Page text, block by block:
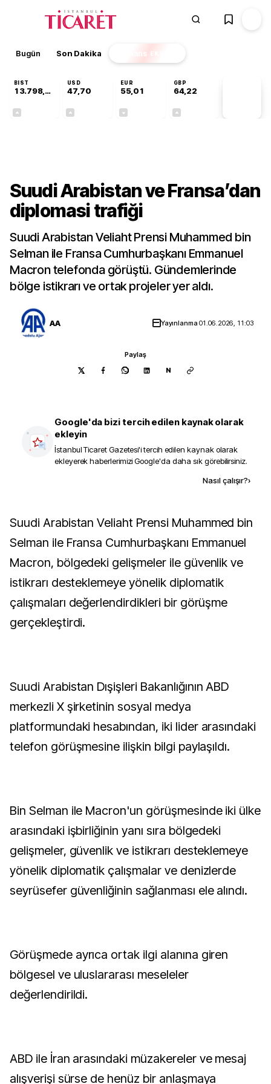
Bugün Son Dakika Finans EKSTRA
BIST
13.798,82
USD
47,70
EUR
55,01
GBP
64,22
Suudi Arabistan ve Fransa’dan
diplomasi trafiği
Suudi Arabistan Veliaht Prensi Muhammed bin
Selman ile Fransa Cumhurbaşkanı Emmanuel
Macron telefonda görüştü. Gündemlerinde
bölge istikrarı ve ortak projeler yer aldı.
AA Yayınlanma01.06.2026, 11:03
Paylaş
N
Google'da bizi tercih edilen kaynak olarak
ekleyin
İstanbul Ticaret Gazetesi'i tercih edilen kaynak olarak
ekleyerek haberlerimizi Google'da daha sık görebilirsiniz.
Nasıl çalışır?›
Suudi Arabistan Veliaht Prensi Muhammed bin
Selman ile Fransa Cumhurbaşkanı Emmanuel
Macron, bölgedeki gelişmeler ile güvenlik ve
istikrarı desteklemeye yönelik diplomatik
çalışmaları değerlendirdikleri bir görüşme
gerçekleştirdi.
Suudi Arabistan Dışişleri Bakanlığının ABD
merkezli X şirketinin sosyal medya
platformundaki hesabından, iki lider arasındaki
telefon görüşmesine ilişkin bilgi paylaşıldı.
Bin Selman ile Macron'un görüşmesinde iki ülke
arasındaki işbirliğinin yanı sıra bölgedeki
gelişmeler, güvenlik ve istikrarı desteklemeye
yönelik diplomatik çalışmalar ve denizlerde
seyrüsefer güvenliğinin sağlanması ele alındı.
Görüşmede ayrıca ortak ilgi alanına giren
bölgesel ve uluslararası meseleler
değerlendirildi.
ABD ile İran arasındaki müzakereler ve mesaj
alışverişi sürse de henüz bir anlaşmaya